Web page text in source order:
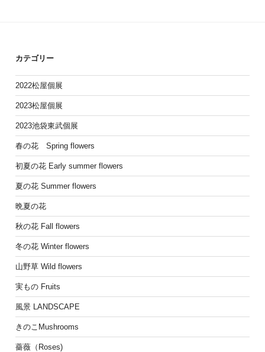
カテゴリー
2022松屋個展
2023松屋個展
2023池袋東武個展
春の花 Spring flowers
初夏の花 Early summer flowers
夏の花 Summer flowers
晩夏の花
秋の花 Fall flowers
冬の花 Winter flowers
山野草 Wild flowers
実もの Fruits
風景 LANDSCAPE
きのこMushrooms
薔薇（Roses)